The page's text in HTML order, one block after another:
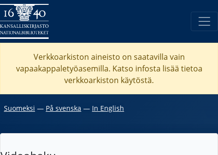
Verkkoarkiston aineisto on saatavilla vain
vapaakappaletyöasemilla. Katso infosta lisää tietoa
verkkoarkiston käytöstä.
Suomeksi ― På svenska ― In English